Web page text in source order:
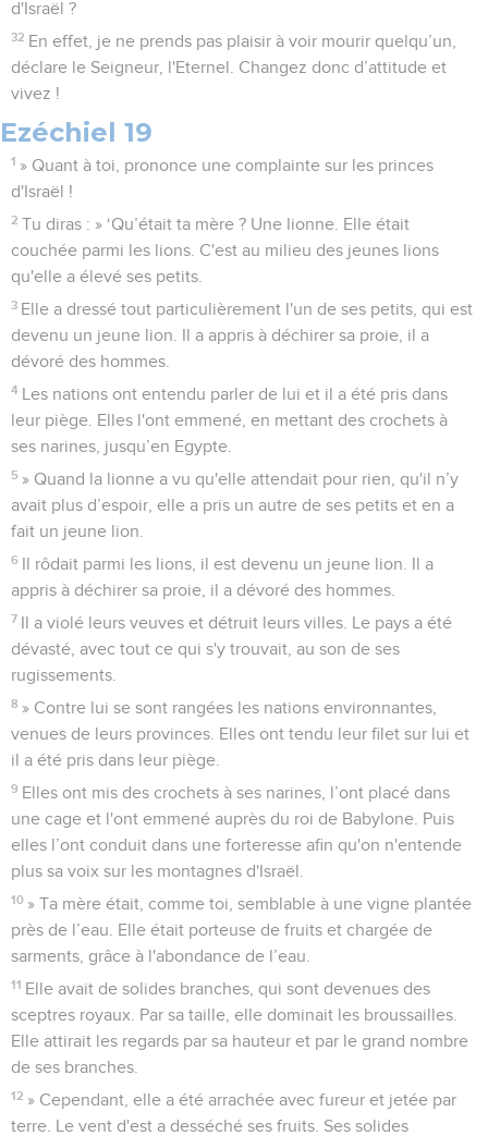
d'Israël ?
32 En effet, je ne prends pas plaisir à voir mourir quelqu’un,
déclare le Seigneur, l'Eternel. Changez donc d’attitude et
vivez !
Ezéchiel 19
1 » Quant à toi, prononce une complainte sur les princes
d'Israël !
2 Tu diras : » ‘Qu’était ta mère ? Une lionne. Elle était
couchée parmi les lions. C'est au milieu des jeunes lions
qu'elle a élevé ses petits.
3 Elle a dressé tout particulièrement l'un de ses petits, qui est
devenu un jeune lion. Il a appris à déchirer sa proie, il a
dévoré des hommes.
4 Les nations ont entendu parler de lui et il a été pris dans
leur piège. Elles l'ont emmené, en mettant des crochets à
ses narines, jusqu’en Egypte.
5 » Quand la lionne a vu qu'elle attendait pour rien, qu'il n’y
avait plus d’espoir, elle a pris un autre de ses petits et en a
fait un jeune lion.
6 Il rôdait parmi les lions, il est devenu un jeune lion. Il a
appris à déchirer sa proie, il a dévoré des hommes.
7 Il a violé leurs veuves et détruit leurs villes. Le pays a été
dévasté, avec tout ce qui s'y trouvait, au son de ses
rugissements.
8 » Contre lui se sont rangées les nations environnantes,
venues de leurs provinces. Elles ont tendu leur filet sur lui et
il a été pris dans leur piège.
9 Elles ont mis des crochets à ses narines, l’ont placé dans
une cage et l'ont emmené auprès du roi de Babylone. Puis
elles l’ont conduit dans une forteresse afin qu'on n'entende
plus sa voix sur les montagnes d'Israël.
10 » Ta mère était, comme toi, semblable à une vigne plantée
près de l’eau. Elle était porteuse de fruits et chargée de
sarments, grâce à l'abondance de l’eau.
11 Elle avait de solides branches, qui sont devenues des
sceptres royaux. Par sa taille, elle dominait les broussailles.
Elle attirait les regards par sa hauteur et par le grand nombre
de ses branches.
12 » Cependant, elle a été arrachée avec fureur et jetée par
terre. Le vent d'est a desséché ses fruits. Ses solides